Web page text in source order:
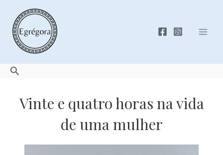
content
Search
Vinte e quatro horas na vida
de uma mulher